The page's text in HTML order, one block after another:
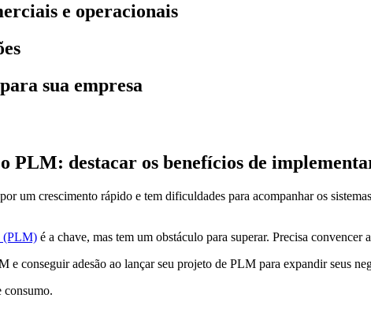
e operacionais
sua empresa
PLM: destacar os benefícios de
um crescimento rápido e tem dificuldades para acompanhar os
(PLM) é a chave, mas tem um obstáculo para superar. Precisa
conseguir adesão ao lançar seu projeto de PLM para expandir seus
consumo.